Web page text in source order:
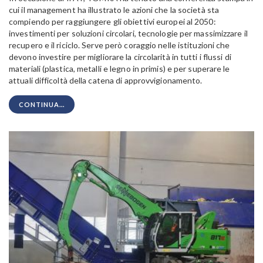
cui il management ha illustrato le azioni che la società sta
compiendo per raggiungere gli obiettivi europei al 2050:
investimenti per soluzioni circolari, tecnologie per massimizzare il
recupero e il riciclo. Serve però coraggio nelle istituzioni che
devono investire per migliorare la circolarità in tutti i flussi di
materiali (plastica, metalli e legno in primis) e per superare le
attuali difficoltà della catena di approvvigionamento.
CONTINUA...